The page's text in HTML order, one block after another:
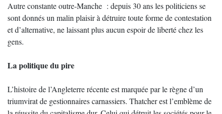
Autre constante outre-Manche : depuis 30 ans les politiciens se
sont donnés un malin plaisir à détruire toute forme de contestation
et d’alternative, ne laissant plus aucun espoir de liberté chez les
gens.
La politique du pire
L’histoire de l’Angleterre récente est marquée par le règne d’un
triumvirat de gestionnaires carnassiers. Thatcher est l’emblème de